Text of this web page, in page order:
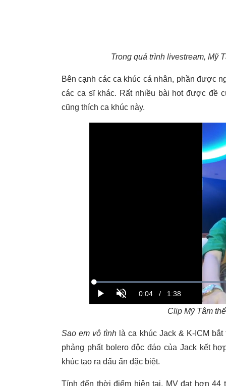
Trong quá trình livestream, Mỹ
Bên cạnh các ca khúc cá nhân, phần được
các ca sĩ khác. Rất nhiều bài hot được đề
cũng thích ca khúc này.
Clip Mỹ Tâm
Sao em vô tình là ca khúc Jack & K-ICM
phảng phất bolero độc đáo của Jack kết
khúc tạo ra dấu ấn đặc biệt.
Tính đến thời điểm hiện tại, MV đạt hơn